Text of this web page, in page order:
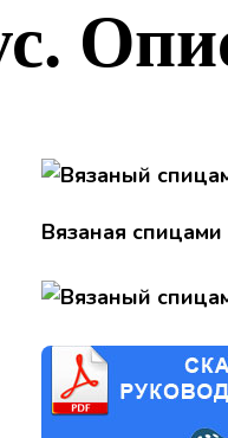
Вязаная спицами